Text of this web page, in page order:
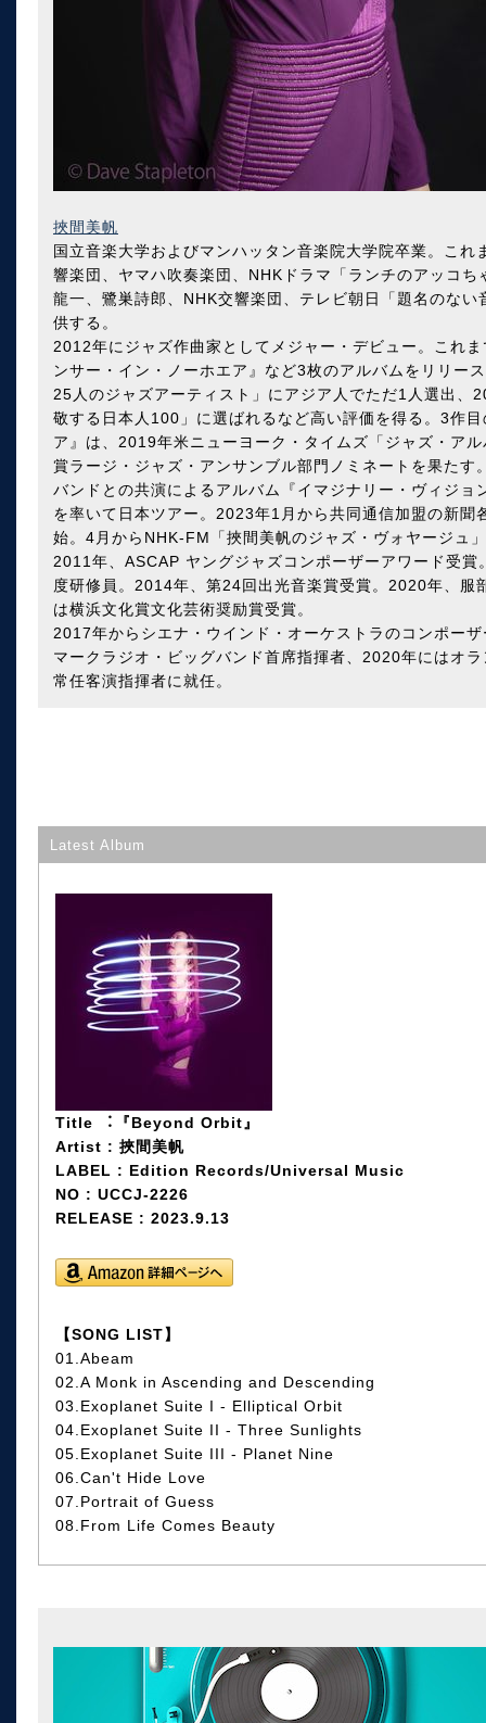
挾間美帆
国立音楽大学およびマンハッタン音楽院大学院卒業。こ
響楽団、ヤマハ吹奏楽団、NHKドラマ「ランチのアッコ
龍一、鷺巣詩郎、NHK交響楽団、テレビ朝日「題名のな
供する。
2012年にジャズ作曲家としてメジャー・デビュー。これ
ンサー・イン・ノーホエア』など3枚のアルバムをリリー
25人のジャズアーティスト」にアジア人でただ1人選出、
敬する日本人100」に選ばれるなど高い評価を得る。3作
ア』は、2019年米ニューヨーク・タイムズ「ジャズ・ア
賞ラージ・ジャズ・アンサンブル部門ノミネートを果た
バンドとの共演によるアルバム『イマジナリー・ヴィジ
を率いて日本ツアー。2023年1月から共同通信加盟の新聞
始。4月からNHK-FM「挾間美帆のジャズ・ヴォヤージュ
2011年、ASCAP ヤングジャズコンポーザーアワード受
度研修員。2014年、第24回出光音楽賞受賞。2020年、
は横浜文化賞文化芸術奨励賞受賞。
2017年からシエナ・ウインド・オーケストラのコンポー
マークラジオ・ビッグバンド首席指揮者、2020年にはオ
常任客演指揮者に就任。
Latest Album
Title ︓『Beyond Orbit』
Artist : 挾間美帆
LABEL : Edition Records/Universal Music
NO : UCCJ-2226
RELEASE : 2023.9.13
【SONG LIST】
01.Abeam
02.A Monk in Ascending and Descending
03.Exoplanet Suite I - Elliptical Orbit
04.Exoplanet Suite II - Three Sunlights
05.Exoplanet Suite III - Planet Nine
06.Can't Hide Love
07.Portrait of Guess
08.From Life Comes Beauty